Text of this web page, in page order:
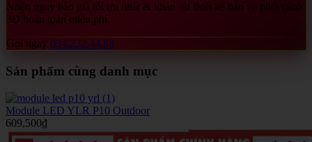
Nhận ngay báo giá tối ưu nhất & khảo sát thiết kế bản vẽ phối cảnh
3D hoàn toàn miễn phí.
Gọi ngay 034.232.44.88
Sản phẩm cùng danh mục
Module LED YLR P10 Outdoor
609,500₫